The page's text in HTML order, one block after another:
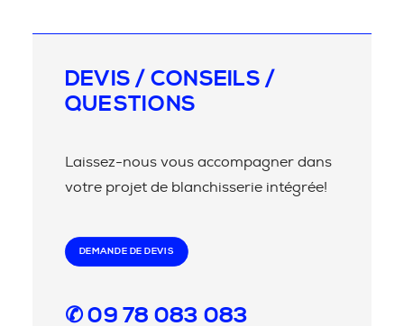
DEVIS / CONSEILS /
QUESTIONS
Laissez-nous vous accompagner dans
votre projet de blanchisserie intégrée!
DEMANDE DE DEVIS
✆ 09 78 083 083